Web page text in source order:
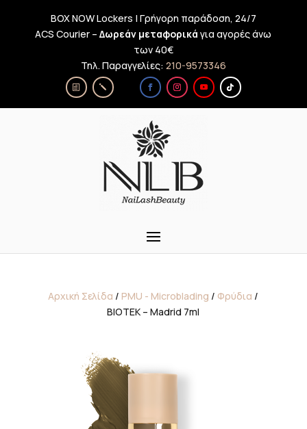
BOX NOW Lockers | Γρήγορη παράδοση, 24/7
ACS Courier –Δωρεάν μεταφορικά για αγορές άνω
των 40€
Τηλ. Παραγγελίες: 210-9573346
Αρχική Σελίδα / PMU - Microblading / Φρύδια /
BIOTEK – Madrid 7ml